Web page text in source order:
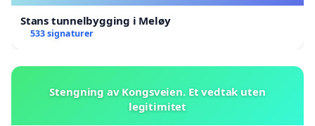
Stans tunnelbygging i Meløy
533 signaturer
Stengning av Kongsveien. Et vedtak uten
legitimitet